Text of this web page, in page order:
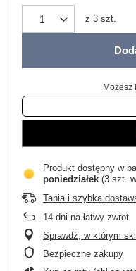
z 3 szt.
Możesz
Produkt dostępny w
poniedziałek (3 szt.
Tania i szybka
14 dni na łatwy zwrot
Sprawdź, w którym
Bezpieczne zakupy